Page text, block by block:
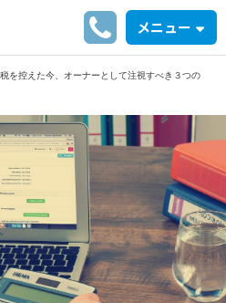
メニュー
を控えた今、オーナーとして注視すべき３つの